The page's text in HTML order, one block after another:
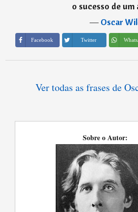
o sucesso de um
―Oscar
Facebook Twitter
Ver todas as frases de
Sobre o Autor: